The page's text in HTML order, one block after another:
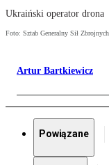
Ukraiński operator drona
Foto: Sztab Generalny Sił
Artur Bartkiewicz
Powiązane